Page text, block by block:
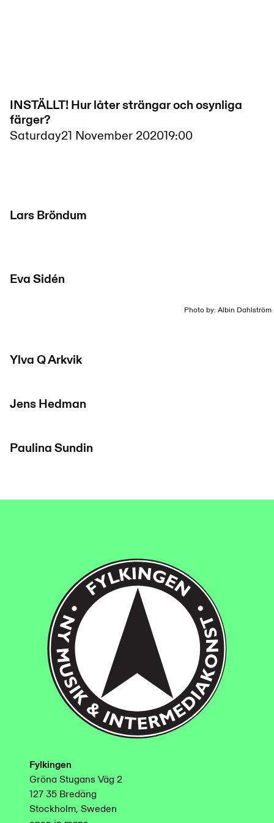
INSTÄLLT! Hur låter strängar och osynliga
färger?
Saturday21 November 202019:00
Lars Bröndum
Eva Sidén
Photo by: Albin Dahlström
Ylva Q Arkvik
Jens Hedman
Paulina Sundin
Fylkingen
Gröna Stugans Väg 2
127 35 Bredäng
Stockholm, Sweden